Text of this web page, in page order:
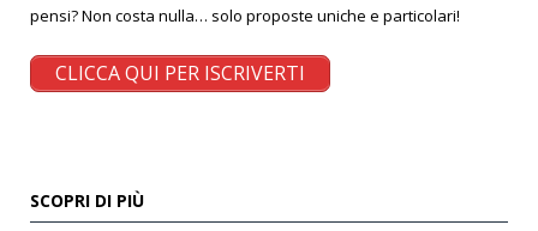
pensi? Non costa nulla… solo proposte uniche e particolari!
CLICCA QUI PER ISCRIVERTI
SCOPRI DI PIÙ